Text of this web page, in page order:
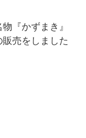
『かずまき』
売をしました